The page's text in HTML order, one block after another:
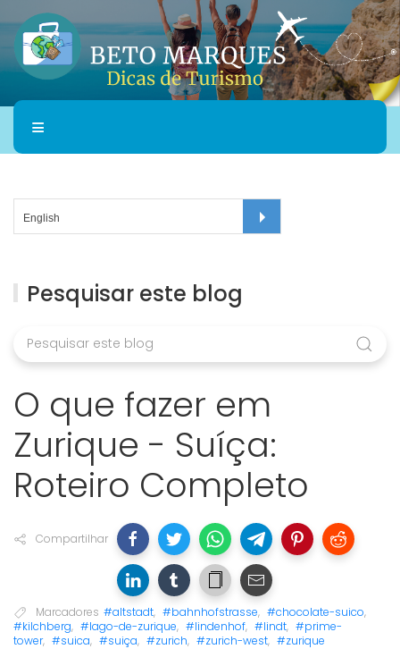
Pesquisar este blog
O que fazer em
Zurique - Suíça:
Roteiro Completo
Compartilhar
Marcadores #altstadt, #bahnhofstrasse, #chocolate-suico,
#kilchberg, #lago-de-zurique, #lindenhof, #lindt, #prime-
tower, #suica, #suiça, #zurich, #zurich-west, #zurique